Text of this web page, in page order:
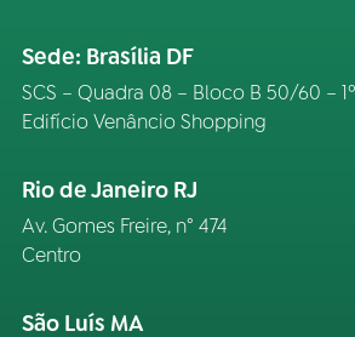
Sede: Brasília DF
SCS – Quadra 08 – Bloco B 50/60 –
Edifício Venâncio Shopping
Rio de Janeiro RJ
Av. Gomes Freire, n° 474
Centro
São Luís MA